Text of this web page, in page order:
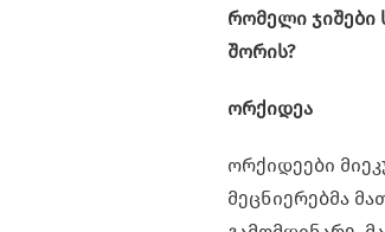
რომელი
შორის?
ორქიდეა
ორქიდეები
მეცნიერებმა